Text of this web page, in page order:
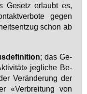
Ge­setz er­laubt es,
ge­gen
schon ab
; das Ge­
jeg­li­che Be­
Ver­än­de­rung der
«Ver­brei­tung von